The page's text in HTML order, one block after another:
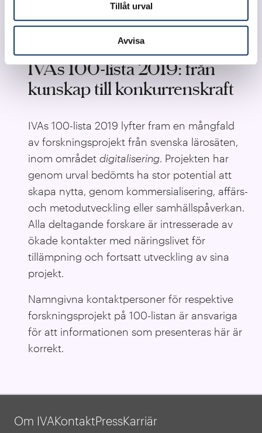
Tillåt urval
Avvisa
IVAs 100-lista 2019: från
kunskap till konkurrenskraft
IVAs 100-lista 2019 lyfter fram en mångfald
av forskningsprojekt från svenska lärosäten,
inom området digitalisering. Projekten har
genom urval bedömts ha stor potential att
skapa nytta, genom kommersialisering, affärs-
och metodutveckling eller samhällspåverkan.
Alla deltagande forskare är intresserade av
ökade kontakter med näringslivet för
tillämpning och fortsatt utveckling av sina
projekt.
Namngivna kontaktpersoner för respektive
forskningsprojekt på 100-listan är ansvariga
för att informationen som presenteras här är
korrekt.
Om IVAKontaktPressKarriär